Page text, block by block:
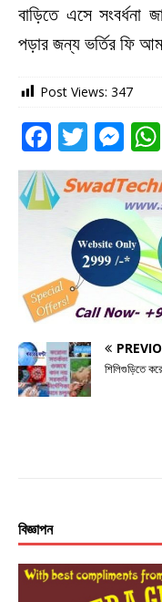
বাড়িতে এসে সংবর্ধনা
পড়ার জন্য ভর্তির ফি
Post Views: 347
F
a
c
e
o
o
k
T
w
it
te
r
M
e
ss
e
n
g
e
r
শিলিগুড়িতে
বিজ্ঞাপন